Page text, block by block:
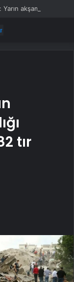
tır